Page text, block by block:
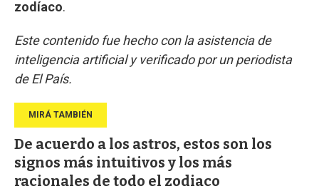
zodíaco.
Este contenido fue hecho con la asistencia de
inteligencia artificial y verificado por un periodista
de El País.
De acuerdo a los astros, estos son los
signos más intuitivos y los más
racionales de todo el zodiaco